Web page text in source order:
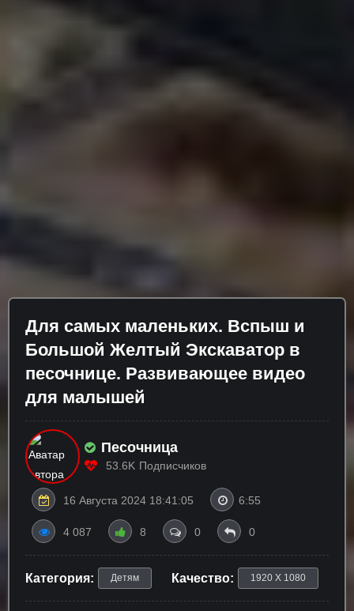
Для самых маленьких. Вспыш и
Большой Желтый Экскаватор в
песочнице. Развивающее видео
для малышей
Песочница
53.6K Подписчиков
16 Августа 2024 18:41:05 6:55
4 087 8 0 0
Категория: Детям Качество: 1920 X 1080